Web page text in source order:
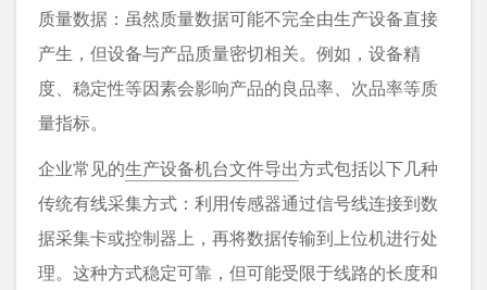
质量数据：虽然质量数据可能不完全由生产设备直接
产生，但设备与产品质量密切相关。例如，设备精
度、稳定性等因素会影响产品的良品率、次品率等质
量指标。
企业常见的生产设备机台文件导出方式包括以下几种
传统有线采集方式：利用传感器通过信号线连接到数
据采集卡或控制器上，再将数据传输到上位机进行处
理。这种方式稳定可靠，但可能受限于线路的长度和